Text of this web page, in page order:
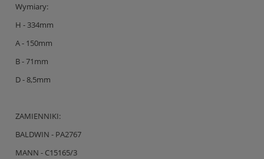
Wymiary:
H - 334mm
A - 150mm
B - 71mm
D - 8,5mm
ZAMIENNIKI:
BALDWIN - PA2767
MANN - C15165/3